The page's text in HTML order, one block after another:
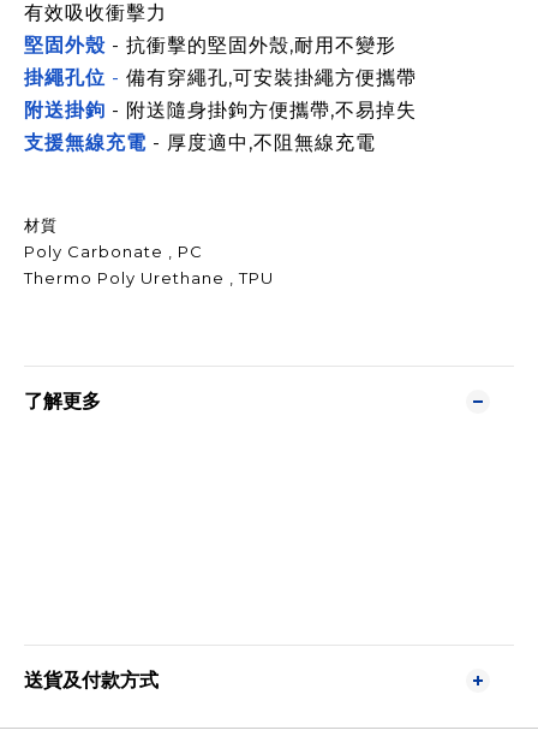
有效吸收衝擊力
堅固外殼 - 抗衝擊的堅固外殼,耐用不變形
掛繩孔位 - 備有穿繩孔,可安裝掛繩方便攜帶
附送掛鉤 - 附送隨身掛鉤方便攜帶,不易掉失
支援無線充電 - 厚度適中,不阻無線充電
材質
Poly Carbonate , PC
Thermo Poly Urethane , TPU
了解更多
送貨及付款方式